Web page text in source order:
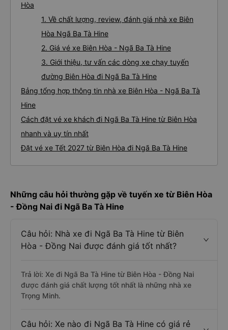
Hòa
1. Về chất lượng, review, đánh giá nhà xe Biên
Hòa Ngã Ba Tà Hine
2. Giá vé xe Biên Hòa - Ngã Ba Tà Hine
3. Giới thiệu, tư vấn các dòng xe chạy tuyến
đường Biên Hòa đi Ngã Ba Tà Hine
Bảng tổng hợp thông tin nhà xe Biên Hòa - Ngã Ba Tà
Hine
Cách đặt vé xe khách đi Ngã Ba Tà Hine từ Biên Hòa
nhanh và uy tín nhất
Đặt vé xe Tết 2027 từ Biên Hòa đi Ngã Ba Tà Hine
Những câu hỏi thường gặp về tuyến xe từ Biên Hòa
- Đồng Nai đi Ngã Ba Tà Hine
Câu hỏi: Nhà xe đi Ngã Ba Tà Hine từ Biên
Hòa - Đồng Nai được đánh giá tốt nhất?
Trả lời: Xe đi Ngã Ba Tà Hine từ Biên Hòa - Đồng Nai
được đánh giá chất lượng tốt nhất là những nhà xe
Trọng Minh.
Câu hỏi: Xe nào đi Ngã Ba Tà Hine có giá rẻ